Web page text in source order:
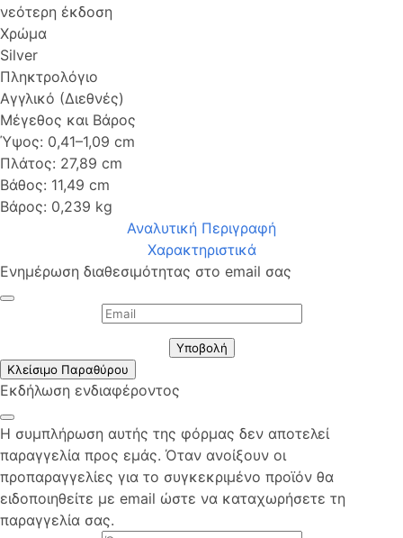
νεότερη έκδοση
Χρώμα
Silver
Πληκτρολόγιο
Αγγλικό (Διεθνές)
Μέγεθος και Βάρος
Ύψος: 0,41–1,09 cm
Πλάτος: 27,89 cm
Βάθος: 11,49 cm
Βάρος: 0,239 kg
Αναλυτική Περιγραφή
Χαρακτηριστικά
Ενημέρωση διαθεσιμότητας στο email σας
Υποβολή
Κλείσιμο Παραθύρου
Εκδήλωση ενδιαφέροντος
Η συμπλήρωση αυτής της φόρμας δεν αποτελεί
παραγγελία προς εμάς. Όταν ανοίξουν οι
προπαραγγελίες για το συγκεκριμένο προϊόν θα
ειδοποιηθείτε με email ώστε να καταχωρήσετε τη
παραγγελία σας.